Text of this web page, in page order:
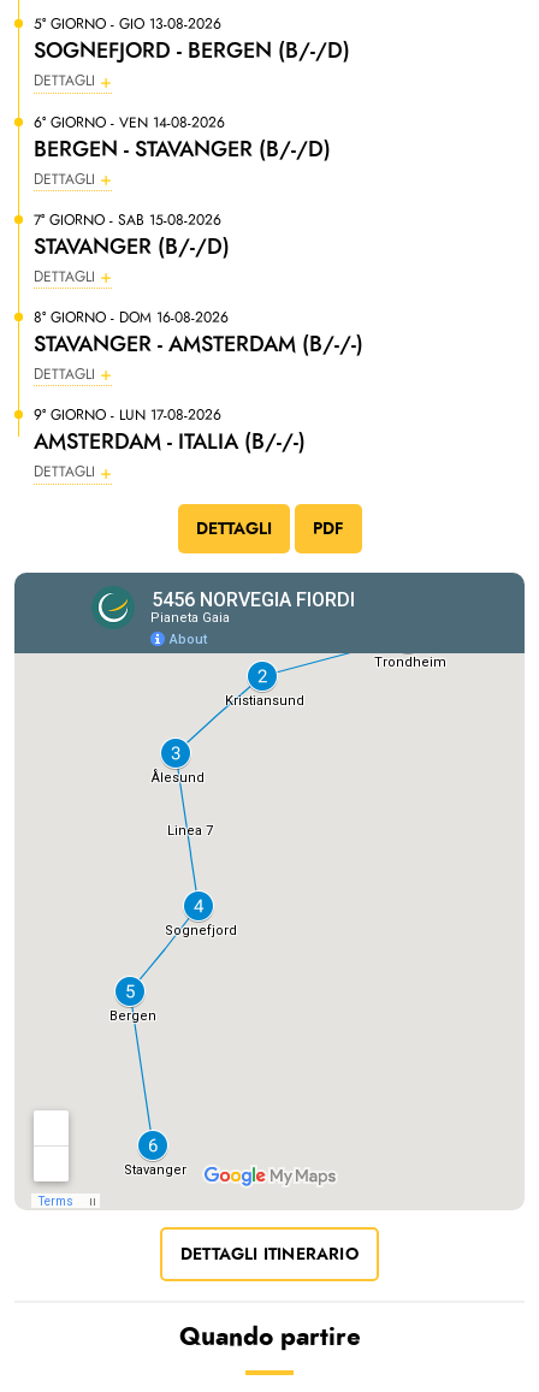
5° GIORNO - GIO 13-08-2026
SOGNEFJORD - BERGEN (B/-/D)
DETTAGLI
6° GIORNO - VEN 14-08-2026
BERGEN - STAVANGER (B/-/D)
DETTAGLI
7° GIORNO - SAB 15-08-2026
STAVANGER (B/-/D)
DETTAGLI
8° GIORNO - DOM 16-08-2026
STAVANGER - AMSTERDAM (B/-/-)
DETTAGLI
9° GIORNO - LUN 17-08-2026
AMSTERDAM - ITALIA (B/-/-)
DETTAGLI
DETTAGLI PDF
DETTAGLI ITINERARIO
Quando partire